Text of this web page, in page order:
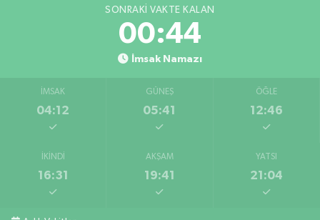
SONRAKI VAKTE KALAN
00:43
İmsak Namazı
İMSAK
04:12
GÜNEŞ
05:41
ÖĞLE
12:46
İKINDI
16:31
AKŞAM
19:41
YATSI
21:04
Bahçede yaşanan yangında alevler 2 otomobile